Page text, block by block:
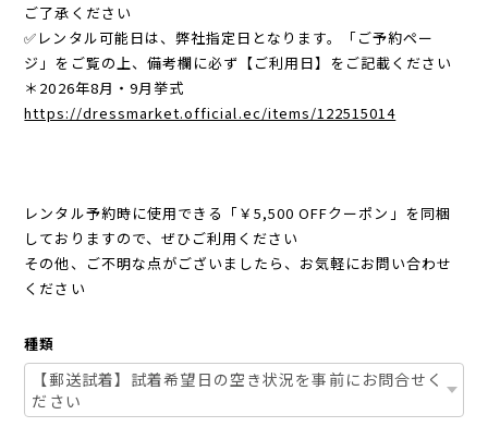
ご了承ください
✅レンタル可能日は、弊社指定日となります。「ご予約ペー
ジ」をご覧の上、備考欄に必ず【ご利用日】をご記載ください
＊2026年8月・9月挙式
https://dressmarket.official.ec/items/122515014
レンタル予約時に使用できる「￥5,500 OFFクーポン」を同梱
しておりますので、ぜひご利用ください
その他、ご不明な点がございましたら、お気軽にお問い合わせ
ください
種類